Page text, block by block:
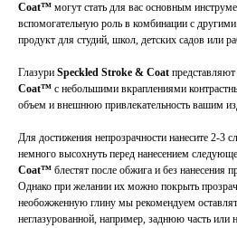
Coat™ могут стать для вас основным
вспомогательную роль в комбинации с
продукт для студий, школ, детских садов или
Глазури Speckled Stroke & Coat
Coat™ с небольшими вкраплениями
объем и внешнюю привлекательность вашим
Для достижения непрозрачности нанесите 2-3
немного высохнуть перед нанесением
Coat™ блестят после обжига и без нанесения
Однако при желании их можно покрыть
необожженную глину мы рекомендуем
неглазурованной, например, заднюю часть